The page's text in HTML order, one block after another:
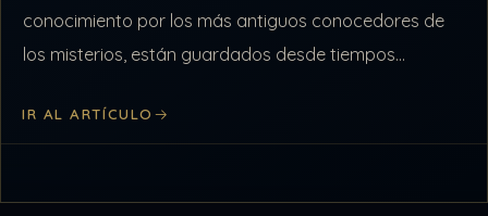
conocimiento por los más antiguos conocedores de
los misterios, están guardados desde tiempos
IR AL ARTÍCULO